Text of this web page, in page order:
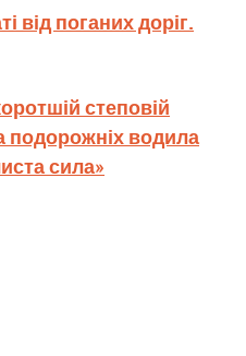
від поганих доріг.
степовій
подорожніх водила
сила»